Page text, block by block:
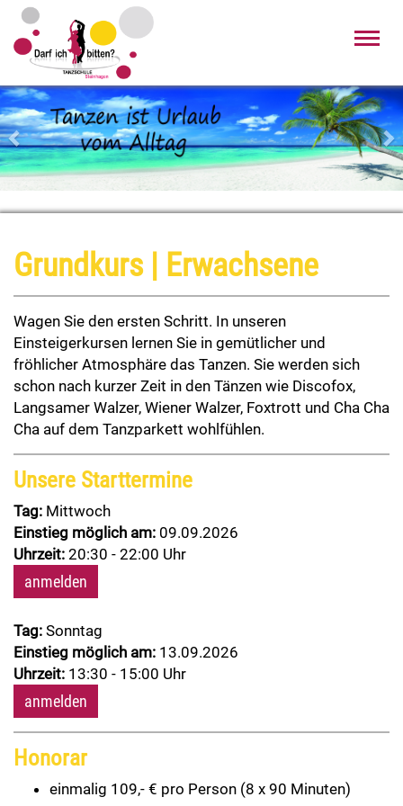
Zurück
Grundkurs | Erwachsene
Wagen Sie den ersten Schritt. In unseren
Einsteigerkursen lernen Sie in gemütlicher und
fröhlicher Atmosphäre das Tanzen. Sie werden sich
schon nach kurzer Zeit in den Tänzen wie Discofox,
Langsamer Walzer, Wiener Walzer, Foxtrott und Cha Cha
Cha auf dem Tanzparkett wohlfühlen.
Unsere Starttermine
Tag: Mittwoch
Einstieg möglich am: 09.09.2026
Uhrzeit: 20:30 - 22:00 Uhr
anmelden
Tag: Sonntag
Einstieg möglich am: 13.09.2026
Uhrzeit: 13:30 - 15:00 Uhr
anmelden
Honorar
einmalig 109,- € pro Person (8 x 90 Minuten)